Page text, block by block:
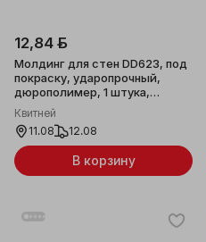
12,84 ƃ
Молдинг для стен DD623, под
покраску, ударопрочный,
дюрополимер, 1 штука,
30х10x2000мм
Квитней
11.08
12.08
В корзину